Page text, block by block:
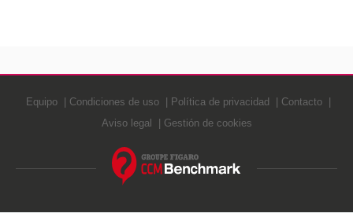
Equipo Condiciones de uso Política de privacidad
Contacto
Aviso legal
Gestión de cookies